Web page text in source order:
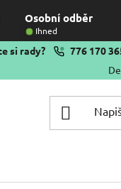
Osobní odběr
Ihned
si rady? 776 170